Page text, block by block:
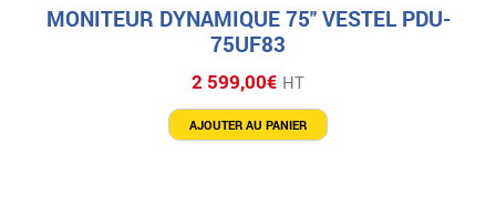
MONITEUR DYNAMIQUE 75″ VESTEL PDU-
75UF83
2 599,00€ HT
AJOUTER AU PANIER